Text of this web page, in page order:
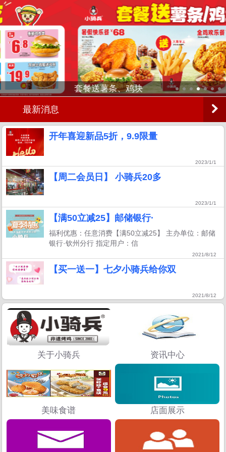
套餐送薯条、鸡块
最新消息
开年喜迎新品5折，9.9限量
2023/1/1
【周二会员日】 小骑兵20多
2023/1/1
【满50立减25】邮储银行·
福利优惠：任意消费【满50立减25】 主办单位：邮储
银行·钦州分行 指定用户：信
2021/8/12
【买一送一】七夕小骑兵给你双
2021/8/12
关于小骑兵 资讯中心
美味食谱 店面展示